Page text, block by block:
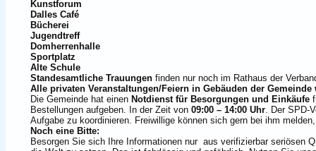
Kunstforum
Dalles Café
Bücherei
Jugendtreff
Domherrenhalle
Sportplatz
Alte Schule
Standesamtliche Trauungen finden nur noch im Rathaus der
Alle privaten Veranstaltungen/Feiern in Gebäuden der
Die Gemeinde hat einen Notdienst für Besorgungen und Einkäufe
Bestellungen aufgeben. In der Zeit von 09:00 – 14:00 Uhr . Der
Aufgabe zu koordinieren. Freiwillige können sich gern bei ihm
Noch eine Bitte:
Besorgen Sie sich Ihre Informationen nur aus verifizierbar seriösen